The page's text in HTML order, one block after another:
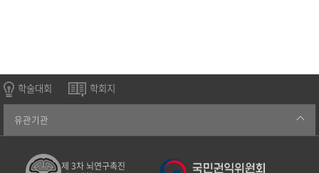
학술대회 학회지
유관기관
제 3차 뇌연구촉진